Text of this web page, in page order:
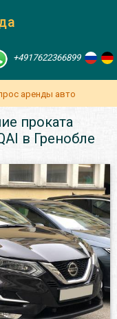
+4917622366899
аренды авто
проката
в Гренобле